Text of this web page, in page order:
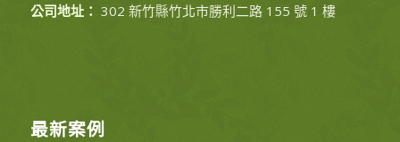
公司地址： 302 新竹縣竹北市勝利二路 155 號 1 樓
最新案例